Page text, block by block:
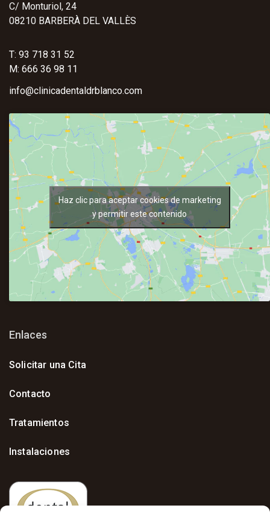
C/ Monturiol, 24
08210 BARBERÀ DEL VALLÈS
T: 93 718 31 52
M: 666 36 98 11
info@clinicadentaldrblanco.com
Haz clic para aceptar cookies de marketing
y permitir este contenido
Enlaces
Solicitar una Cita
Contacto
Tratamientos
Instalaciones